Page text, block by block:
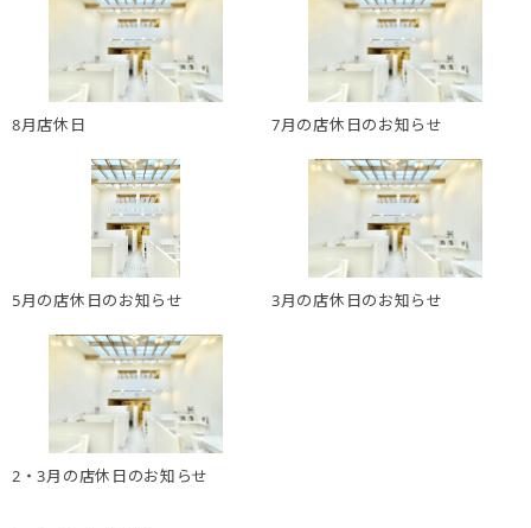
8月店休日 7月の店休日のお知らせ
5月の店休日のお知らせ 3月の店休日のお知らせ
2・3月の店休日のお知らせ